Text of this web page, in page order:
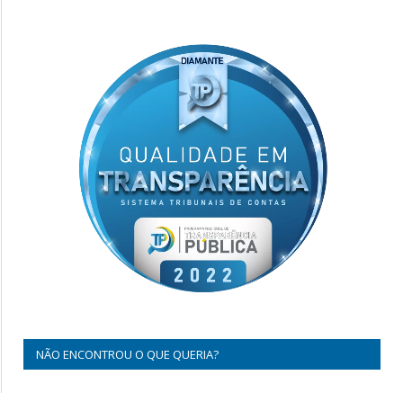
NÃO ENCONTROU O QUE QUERIA?